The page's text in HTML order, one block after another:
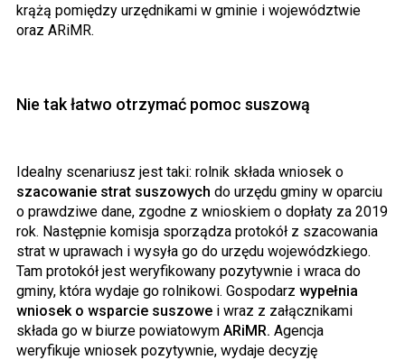
krążą pomiędzy urzędnikami w gminie i województwie
oraz ARiMR.
Nie tak łatwo otrzymać pomoc suszową
Idealny scenariusz jest taki: rolnik składa wniosek o
szacowanie strat suszowych do urzędu gminy w oparciu
o prawdziwe dane, zgodne z wnioskiem o dopłaty za 2019
rok. Następnie komisja sporządza protokół z szacowania
strat w uprawach i wysyła go do urzędu wojewódzkiego.
Tam protokół jest weryfikowany pozytywnie i wraca do
gminy, która wydaje go rolnikowi. Gospodarz wypełnia
wniosek o wsparcie suszowe i wraz z załącznikami
składa go w biurze powiatowym ARiMR. Agencja
weryfikuje wniosek pozytywnie, wydaje decyzję